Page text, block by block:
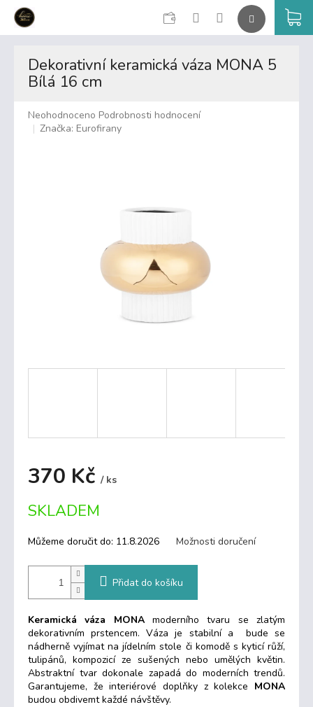
CZK
Dekorativní keramická váza MONA 5
Bílá 16 cm
Průměrné
hodnocení
Neohodnoceno Podrobnosti hodnocení
Značka: Eurofirany
370 Kč / ks
cena:
SKLADEM
Můžeme doručit do: 11.8.2026 Možnosti doručení
Přidat do košíku
Keramická váza MONAmoderního tvaru se zlatým
dekorativním prstencem. Váza je stabilní a bude se
nádherně vyjímat na jídelním stole či komodě s kyticí růží,
tulipánů, kompozicí ze sušených nebo umělých květin.
Abstraktní tvar dokonale zapadá do moderních trendů.
Garantujeme, že interiérové doplňky z kolekce MONA
budou obdivemt každé návštěvy.